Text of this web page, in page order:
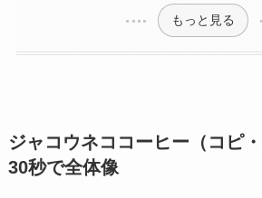
もっと見る
ジャコウネココーヒー（コピ
30秒で全体像